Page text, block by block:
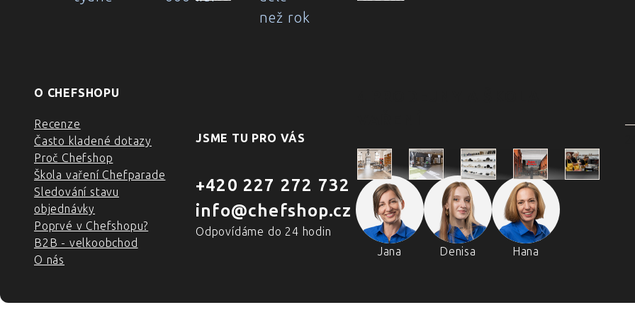
než rok
O CHEFSHOPU
Recenze
Často kladené dotazy
Proč Chefshop
Škola vaření Chefparade
Sledování stavu
objednávky
Poprvé v Chefshopu?
B2B - velkoobchod
O nás
JSME TU PRO VÁS
Jana Denisa Hana
+420 227 272 732
info@chefshop.cz
Odpovídáme do 24 hodin
Praha
Holešovická
tržnice
Praha
Retail Park
Štěrboholy
Outlet
Praha
Brno
Náměstí
Svobody